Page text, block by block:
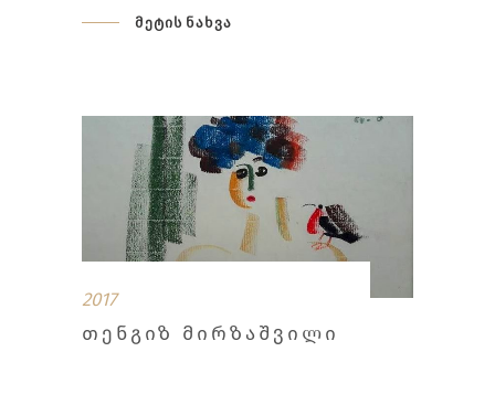
მეტის ნახვა
2017
ᲗᲔᲜᲒᲘᲖ ᲛᲘᲠᲖᲐᲨᲕᲘᲚᲘ